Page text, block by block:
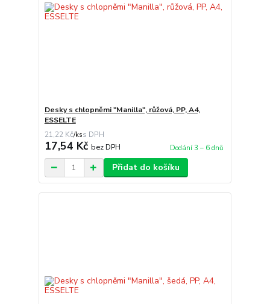
Desky s chlopněmi "Manilla", růžová, PP, A4,
ESSELTE
21,22 Kč/ks
17,54 Kč bez DPH Dodání 3 – 6 dnů
Přidat do košíku